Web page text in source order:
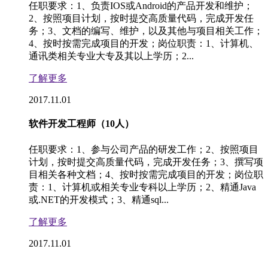
任职要求：1、负责IOS或Android的产品开发和维护；
2、按照项目计划，按时提交高质量代码，完成开发任
务；3、文档的编写、维护，以及其他与项目相关工作；
4、按时按需完成项目的开发；岗位职责：1、计算机、
通讯类相关专业大专及其以上学历；2...
了解更多
2017.11.01
软件开发工程师（10人）
任职要求：1、参与公司产品的研发工作；2、按照项目
计划，按时提交高质量代码，完成开发任务；3、撰写项
目相关各种文档；4、按时按需完成项目的开发；岗位职
责：1、计算机或相关专业专科以上学历；2、精通Java
或.NET的开发模式；3、精通sql...
了解更多
2017.11.01